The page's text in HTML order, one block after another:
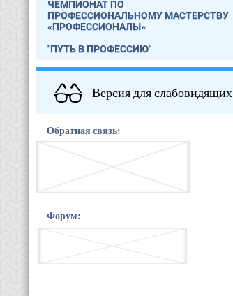
ЧЕМПИОНАТ ПО
ПРОФЕССИОНАЛЬНОМУ МАСТЕРСТВУ
«ПРОФЕССИОНАЛЫ»
"ПУТЬ В ПРОФЕССИЮ"
Версия для слабовидящих
Обратная связь:
Форум: